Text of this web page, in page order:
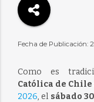
Fecha de Publicación:
Como es
Católica de Chile
2026, el sábado